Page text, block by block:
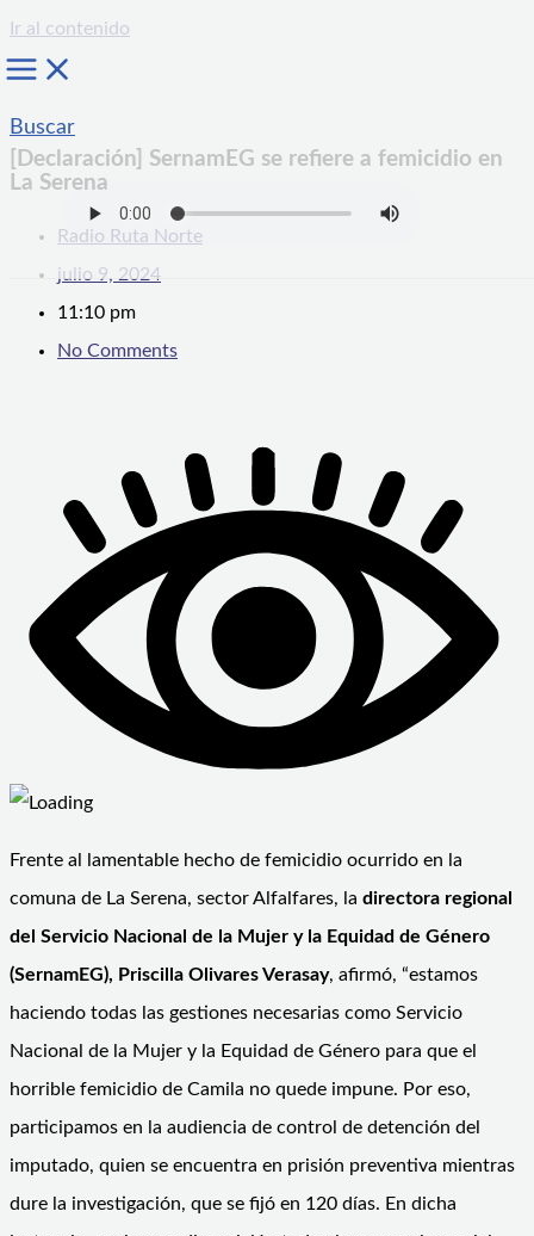
Ir al contenido
Buscar
[Declaración] SernamEG se refiere a femicidio en
La Serena
Radio Ruta Norte
julio 9, 2024
11:10 pm
No Comments
Frente al lamentable hecho de femicidio ocurrido en la
comuna de La Serena, sector Alfalfares, la directora regional
del Servicio Nacional de la Mujer y la Equidad de Género
(SernamEG), Priscilla Olivares Verasay, afirmó, “estamos
haciendo todas las gestiones necesarias como Servicio
Nacional de la Mujer y la Equidad de Género para que el
horrible femicidio de Camila no quede impune. Por eso,
participamos en la audiencia de control de detención del
imputado, quien se encuentra en prisión preventiva mientras
dure la investigación, que se fijó en 120 días. En dicha